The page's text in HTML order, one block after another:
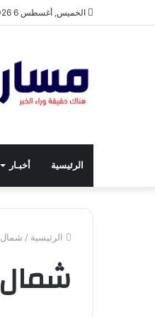
الخميس, أغسطس 6 2026
الرئيسية أخبـار
الرئيسية / شمال
شمال